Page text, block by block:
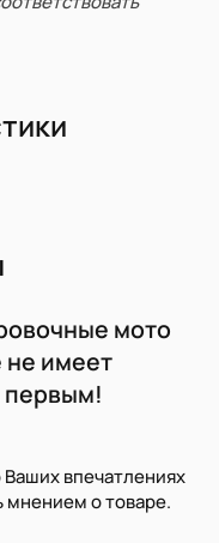
мото
не имеет
первым!
впечатлениях
мнением о товаре.